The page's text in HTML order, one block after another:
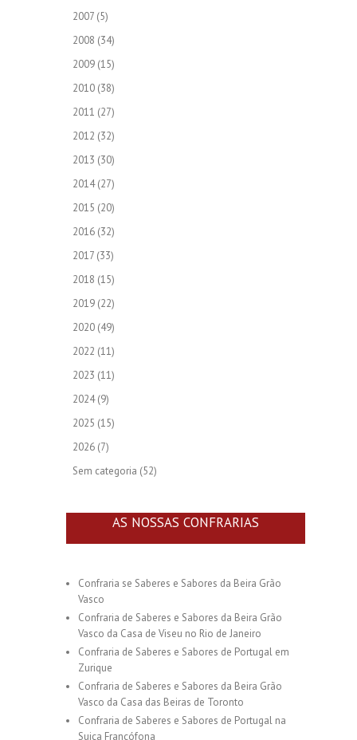
2007 (5)
2008 (34)
2009 (15)
2010 (38)
2011 (27)
2012 (32)
2013 (30)
2014(27)
2015 (20)
2016 (32)
2017 (33)
2018 (15)
2019 (22)
2020 (49)
2022 (11)
2023 (11)
2024(9)
2025 (15)
2026 (7)
Sem categoria (52)
AS NOSSAS CONFRARIAS
Confraria se Saberes e Sabores da Beira Grão
Vasco
Confraria de Saberes e Sabores da Beira Grão
Vasco da Casa de Viseu no Rio de Janeiro
Confraria de Saberes e Sabores de Portugal em
Zurique
Confraria de Saberes e Sabores da Beira Grão
Vasco da Casa das Beiras de Toronto
Confraria de Saberes e Sabores de Portugal na
Suiça Francófona